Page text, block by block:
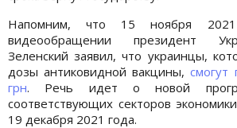
Напомним, что 15 ноября
видеообращении президент
Зеленский заявил, что украинцы,
дозы антиковидной вакцины,смогут
грн. Речь идет о новой
соответствующих секторов
19 декабря 2021 года.